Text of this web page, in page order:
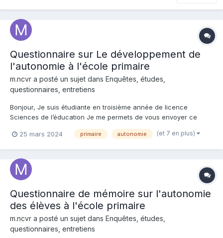
Questionnaire sur Le développement de
l'autonomie à l'école primaire
m.ncvr a posté un sujet dans Enquêtes, études,
questionnaires, entretiens
Bonjour, Je suis étudiante en troisième année de licence
Sciences de l’éducation Je me permets de vous envoyer ce
le cadre de mon mémoire de recherche sur la thématique
25 mars 2024 primaire autonomie (et 7 en plus)
Questionnaire de mémoire sur l'autonomie
des élèves à l'école primaire
m.ncvr a posté un sujet dans Enquêtes, études,
questionnaires, entretiens